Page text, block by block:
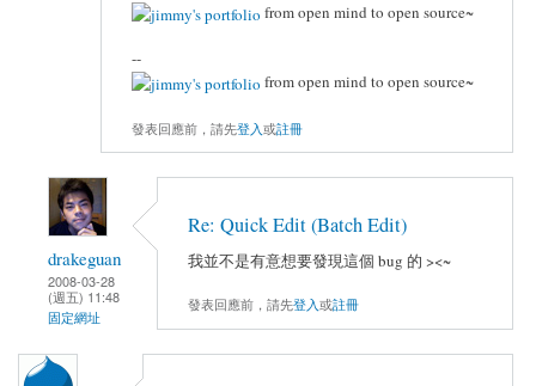
from open mind to open source~
--
from open mind to open source~
發表回應前，請先登入或註冊
drakeguan
2008-03-28
(週五) 11:48
固定網址
Re: Quick Edit (Batch Edit)
我並不是有意想要發現這個 bug 的 ><~
發表回應前，請先登入或註冊